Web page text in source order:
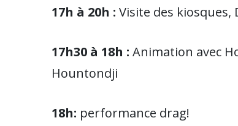
17h à 20h : Visite des
17h30 à 18h : Animation avec
Hountondji
18h: performance drag!